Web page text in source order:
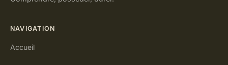
NAVIGATION
Accueil